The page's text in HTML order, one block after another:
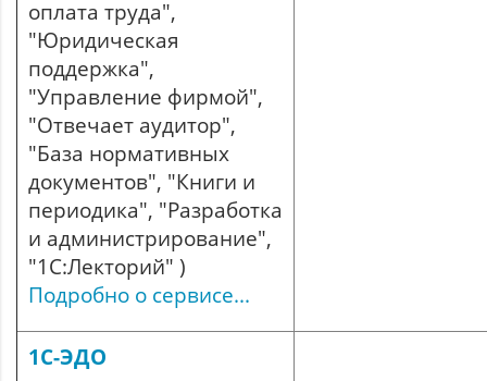
оплата труда",
"Юридическая
поддержка",
"Управление фирмой",
"Отвечает аудитор",
"База нормативных
документов", "Книги и
периодика", "Разработка
и администрирование",
"1С:Лекторий" )
Подробно о сервисе...
1С-ЭДО